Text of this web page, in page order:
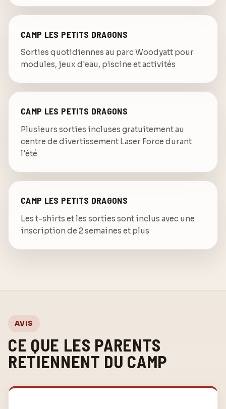
CAMP LES PETITS DRAGONS
Sorties quotidiennes au parc Woodyatt pour
modules, jeux d'eau, piscine et activités
CAMP LES PETITS DRAGONS
Plusieurs sorties incluses gratuitement au
centre de divertissement Laser Force durant
l'été
CAMP LES PETITS DRAGONS
Les t-shirts et les sorties sont inclus avec une
inscription de 2 semaines et plus
AVIS
CE QUE LES PARENTS
RETIENNENT DU CAMP